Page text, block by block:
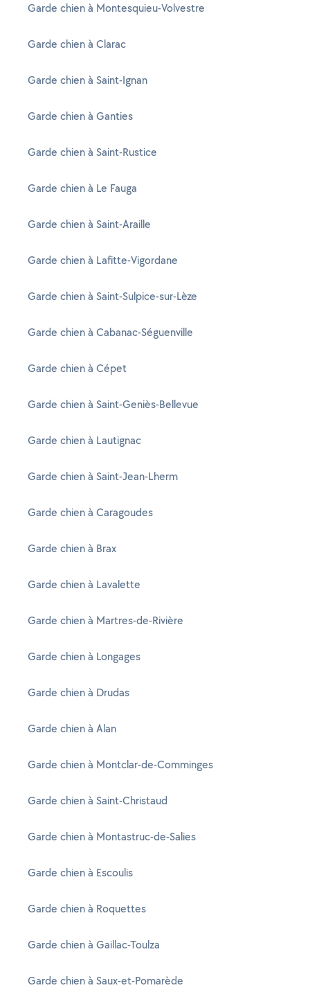
Garde chien à Montesquieu-Volvestre
Garde chien à Clarac
Garde chien à Saint-Ignan
Garde chien à Ganties
Garde chien à Saint-Rustice
Garde chien à Le Fauga
Garde chien à Saint-Araille
Garde chien à Lafitte-Vigordane
Garde chien à Saint-Sulpice-sur-Lèze
Garde chien à Cabanac-Séguenville
Garde chien à Cépet
Garde chien à Saint-Geniès-Bellevue
Garde chien à Lautignac
Garde chien à Saint-Jean-Lherm
Garde chien à Caragoudes
Garde chien à Brax
Garde chien à Lavalette
Garde chien à Martres-de-Rivière
Garde chien à Longages
Garde chien à Drudas
Garde chien à Alan
Garde chien à Montclar-de-Comminges
Garde chien à Saint-Christaud
Garde chien à Montastruc-de-Salies
Garde chien à Escoulis
Garde chien à Roquettes
Garde chien à Gaillac-Toulza
Garde chien à Saux-et-Pomarède